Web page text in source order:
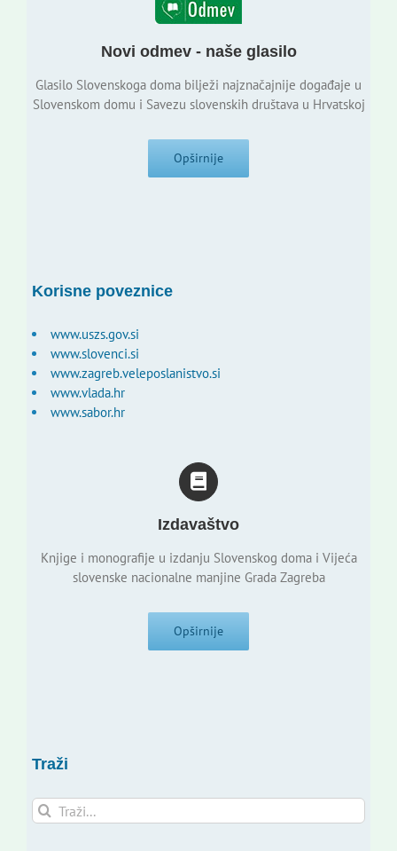
Novi odmev - naše glasilo
Glasilo Slovenskoga doma bilježi najznačajnije događaje u
Slovenskom domu i Savezu slovenskih društava u Hrvatskoj
Opširnije
Korisne poveznice
www.uszs.gov.si
www.slovenci.si
www.zagreb.veleposlanistvo.si
www.vlada.hr
www.sabor.hr
Izdavaštvo
Knjige i monografije u izdanju Slovenskog doma i Vijeća
slovenske nacionalne manjine Grada Zagreba
Opširnije
Traži
Traži...